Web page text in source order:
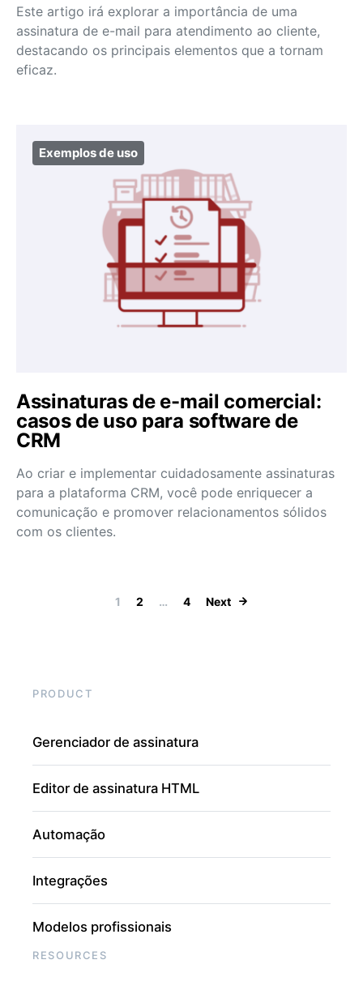
Este artigo irá explorar a importância de uma
assinatura de e-mail para atendimento ao cliente,
destacando os principais elementos que a tornam
eficaz.
Exemplos de uso
Assinaturas de e-mail comercial:
casos de uso para software de
CRM
Ao criar e implementar cuidadosamente assinaturas
para a plataforma CRM, você pode enriquecer a
comunicação e promover relacionamentos sólidos
com os clientes.
Paginação de
1 2 … 4 Next
PRODUCT
Gerenciador de assinatura
Editor de assinatura HTML
Automação
Integrações
Modelos profissionais
RESOURCES